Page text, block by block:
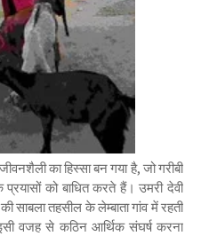
का हिस्सा बन गया है, जो गरीबी
को बाधित करते हैं। उमरी देवी
साबला तहसील के लेम्बाता गांव में रहती
वजह से कठिन आर्थिक संघर्ष करना